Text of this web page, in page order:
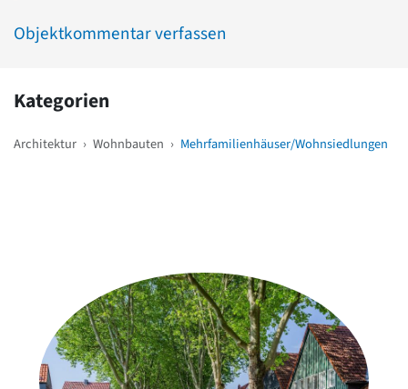
Objektkommentar verfassen
Kategorien
Architektur › Wohnbauten › Mehrfamilienhäuser/Wohnsiedlungen